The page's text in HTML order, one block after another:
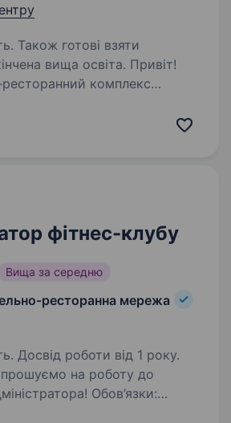
Також готові взяти
вища освіта. Привіт!
комплекс
Наш готель є частиною
фітнес-клубу
Вища за середню
ресторанна мережа
Досвід роботи від 1 року.
Обов’язки: